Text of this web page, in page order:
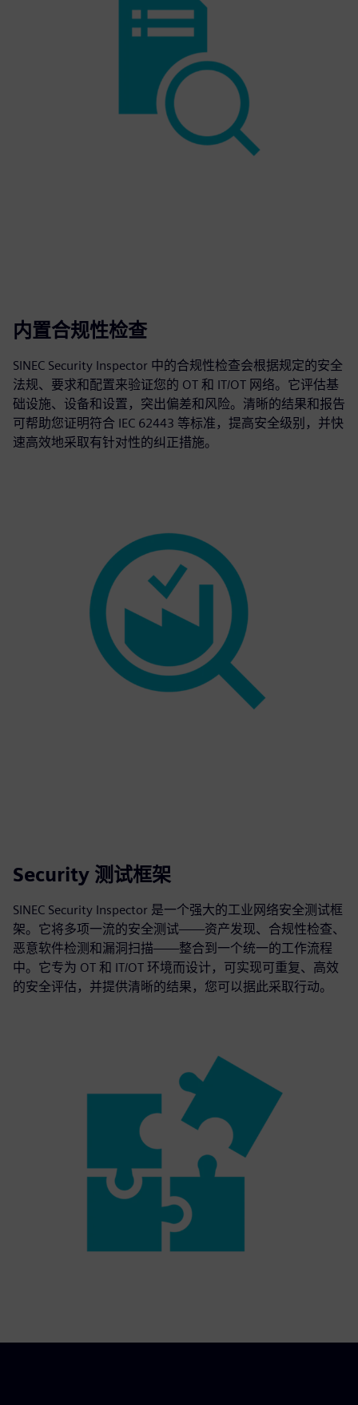
内置合规性检查
SINEC Security Inspector 中的合规性检查会根据规定的安全
法规、要求和配置来验证您的 OT 和 IT/OT 网络。它评估基
础设施、设备和设置，突出偏差和风险。清晰的结果和报告
可帮助您证明符合 IEC 62443 等标准，提高安全级别，并快
速高效地采取有针对性的纠正措施。
Security 测试框架
SINEC Security Inspector 是一个强大的工业网络安全测试框
架。它将多项一流的安全测试——资产发现、合规性检查、
恶意软件检测和漏洞扫描——整合到一个统一的工作流程
中。它专为 OT 和 IT/OT 环境而设计，可实现可重复、高效
的安全评估，并提供清晰的结果，您可以据此采取行动。